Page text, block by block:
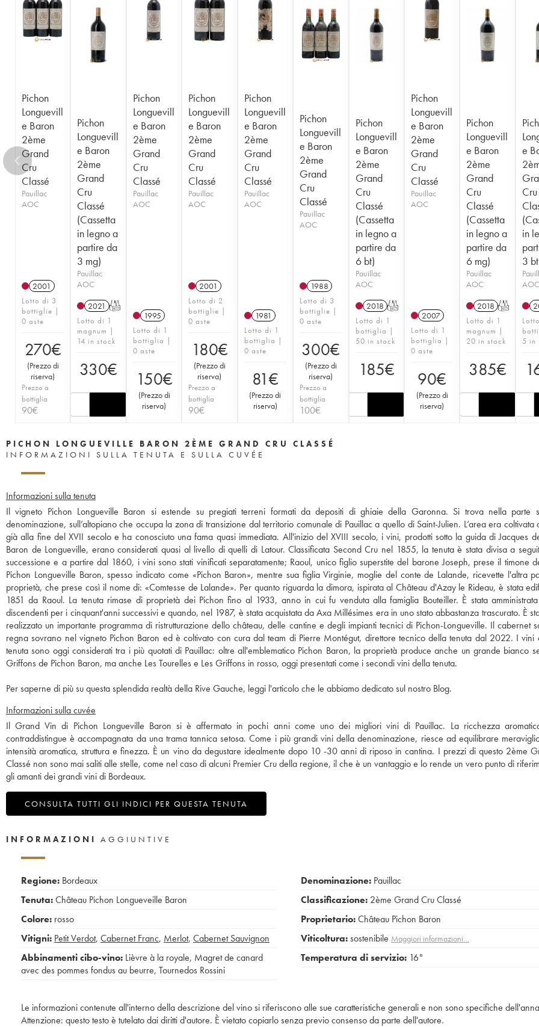
1956
1953
1950
1949 1948 1947
1945
1940 1938
Pichon
Longuevill
e Baron
2ème
Grand
Cru
Classé
Pauillac
AOC
2001
Lotto di 3
bottiglie |
0 aste
270€
(Prezzo di
riserva)
Prezzo a
bottiglia
90€
Pichon
Longuevill
e Baron
2ème
Grand
Cru
Classé
(Cassetta
in legno a
partire da
3 mg)
Pauillac
AOC
2021 T
Lotto di 1
magnum |
14 in stock
330€
Pichon
Longuevill
e Baron
2ème
Grand
Cru
Classé
Pauillac
AOC
1995
Lotto di 1
bottiglia |
0 aste
150€
(Prezzo di
riserva)
Pichon
Longuevill
e Baron
2ème
Grand
Cru
Classé
Pauillac
AOC
2001
Lotto di 2
bottiglie |
0 aste
180€
(Prezzo di
riserva)
Prezzo a
bottiglia
90€
Pichon
Longuevill
e Baron
2ème
Grand
Cru
Classé
Pauillac
AOC
1981
Lotto di 1
bottiglia |
0 aste
81€
(Prezzo di
riserva)
Pichon
Longuevill
e Baron
2ème
Grand
Cru
Classé
Pauillac
AOC
1988
Lotto di 3
bottiglie |
0 aste
300€
(Prezzo di
riserva)
Prezzo a
bottiglia
100€
Pichon
Longuevill
e Baron
2ème
Grand
Cru
Classé
(Cassetta
in legno a
partire da
6 bt)
Pauillac
AOC
2018 T
Lotto di 1
bottiglia |
50 in stock
185€
Pichon
Longuevill
e Baron
2ème
Grand
Cru
Classé
Pauillac
AOC
2007
Lotto di 1
bottiglia |
0 aste
90€
(Prezzo di
riserva)
Pichon
Longuevill
e Baron
2ème
Grand
Cru
Classé
(Cassetta
in legno a
partire da
6 mg)
Pauillac
AOC
2018 T
Lotto di 1
magnum |
20 in stock
385€
e
Cru
in
3
AOC
5 in
PICHON LONGUEVILLE BARON 2ÈME GRAND CRU CLASSÉ
INFORMAZIONI SULLA TENUTA E SULLA CUVÉE
Informazioni sulla tenuta
Il vigneto Pichon Longueville Baron si estende su pregiati terreni formati da depositi di ghiaie della Garonna. Si trova nella parte
denominazione, sull’altopiano che occupa la zona di transizione dal territorio comunale di Pauillac a quello di Saint-Julien. L’area era coltivata
già alla fine del XVII secolo e ha conosciuto una fama quasi immediata. All'inizio del XVIII secolo, i vini, prodotti sotto la guida di Jacques
Baron de Longueville, erano considerati quasi al livello di quelli di Latour. Classificata Second Cru nel 1855, la tenuta è stata divisa a
successione e a partire dal 1860, i vini sono stati vinificati separatamente; Raoul, unico figlio superstite del barone Joseph, prese il timone
Pichon Longueville Baron, spesso indicato come «Pichon Baron», mentre sua figlia Virginie, moglie del conte de Lalande, ricevette l'altra
proprietà, che prese così il nome di: «Comtesse de Lalande». Per quanto riguarda la dimora, ispirata al Château d'Azay le Rideau, è stata
1851 da Raoul. La tenuta rimase di proprietà dei Pichon fino al 1933, anno in cui fu venduta alla famiglia Bouteiller. È stata
discendenti per i cinquant'anni successivi e quando, nel 1987, è stata acquistata da Axa Millésimes era in uno stato abbastanza trascurato. È
realizzato un importante programma di ristrutturazione dello château, delle cantine e degli impianti tecnici di Pichon-Longueville. Il cabernet
regna sovrano nel vigneto Pichon Baron ed è coltivato con cura dal team di Pierre Montégut, direttore tecnico della tenuta dal 2022. I vini
tenuta sono oggi considerati tra i più quotati di Pauillac: oltre all'emblematico Pichon Baron, la proprietà produce anche un grande bianco
Griffons de Pichon Baron, ma anche Les Tourelles e Les Griffons in rosso, oggi presentati come i secondi vini della tenuta.
Per saperne di più su questa splendida realtà della Rive Gauche, leggi l'articolo che le abbiamo dedicato sul nostro Blog.
Informazioni sulla cuvée
Il Grand Vin di Pichon Longueville Baron si è affermato in pochi anni come uno dei migliori vini di Pauillac. La ricchezza
contraddistingue è accompagnata da una trama tannica setosa. Come i più grandi vini della denominazione, riesce ad equilibrare
intensità aromatica, struttura e finezza. È un vino da degustare idealmente dopo 10 -30 anni di riposo in cantina. I prezzi di questo 2ème
Classé non sono mai saliti alle stelle, come nel caso di alcuni Premier Cru della regione, il che è un vantaggio e lo rende un vero punto di
gli amanti dei grandi vini di Bordeaux.
CONSULTA TUTTI GLI INDICI PER QUESTA TENUTA
INFORMAZIONI AGGIUNTIVE
Regione: Bordeaux
Tenuta:Château Pichon Longueveille Baron
Colore: rosso
Vitigni: Petit Verdot, Cabernet Franc, Merlot, Cabernet Sauvignon
Abbinamenti cibo-vino: Lièvre à la royale, Magret de canard
avec des pommes fondus au beurre, Tournedos Rossini
Denominazione: Pauillac
Classificazione: 2ème Grand Cru Classé
Proprietario:Château Pichon Baron
Viticoltura:sostenibile Maggiori informazioni…
Temperatura di servizio: 16°
Le informazioni contenute all'interno della descrizione del vino si riferiscono alle sue caratteristiche generali e non sono specifiche
Attenzione: questo testo è tutelato dai diritti d'autore. È vietato copiarlo senza previo consenso da parte dell'autore.